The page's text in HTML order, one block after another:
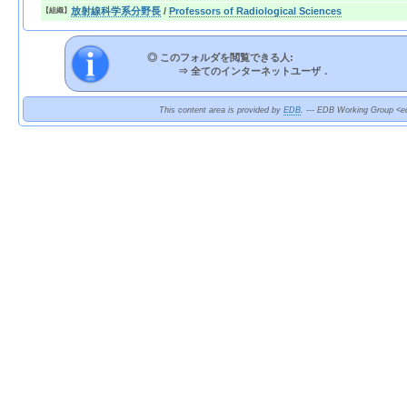
【組織】 放射線科学系分野長 / Professors of Radiological Sciences
◎ このフォルダを閲覧できる人:
⇒ 全てのインターネットユーザ．
This content area is provided by EDB. --- EDB Working Group